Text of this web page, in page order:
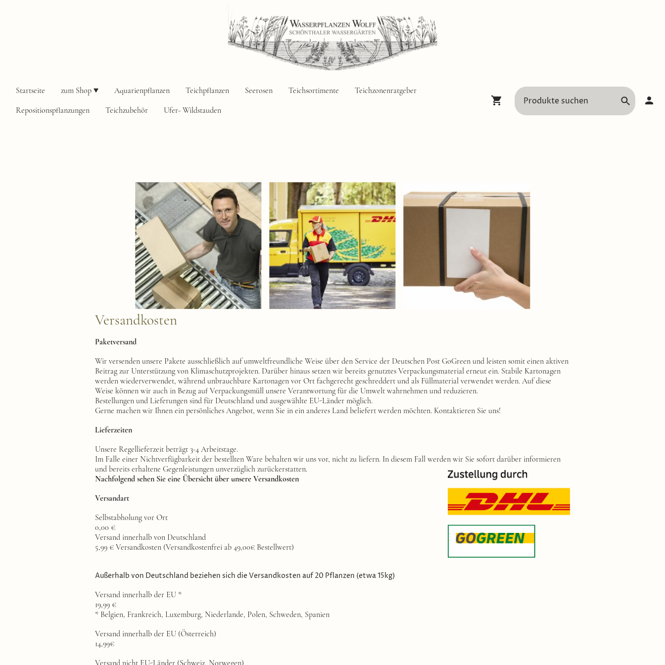
Startseite zum Shop Aquarienpflanzen Teichpflanzen Seerosen Teichsortimente
Teichzonenratgeber
Repositionspflanzungen
Teichzubehör Ufer- Wildstauden
Versandkosten
Paketversand
Wir versenden unsere Pakete ausschließlich auf umweltfreundliche Weise über den Service der Deutschen Post GoGreen und leisten somit einen aktiven
Beitrag zur Unterstützung von Klimaschutzprojekten. Darüber hinaus setzen wir bereits genutztes Verpackungsmaterial erneut ein. Stabile Kartonagen
werden wiederverwendet, während unbrauchbare Kartonagen vor Ort fachgerecht geschreddert und als Füllmaterial verwendet werden. Auf diese
Weise können wir auch in Bezug auf Verpackungsmüll unsere Verantwortung für die Umwelt wahrnehmen und reduzieren.
Bestellungen und Lieferungen sind für Deutschland und ausgewählte EU-Länder möglich.
Gerne machen wir Ihnen ein persönliches Angebot, wenn Sie in ein anderes Land beliefert werden möchten. Kontaktieren Sie uns!
Lieferzeiten
Unsere Regellieferzeit beträgt 3-4 Arbeitstage.
Im Falle einer Nichtverfügbarkeit der bestellten Ware behalten wir uns vor, nicht zu liefern. In diesem Fall werden wir Sie sofort darüber informieren
und bereits erhaltene Gegenleistungen unverzüglich zurückerstatten.
Nachfolgend sehen Sie eine Übersicht über unsere Versandkosten
Versandart
Selbstabholung vor Ort
0,00 €
Versand innerhalb von Deutschland
5,99 € Versandkosten (Versandkostenfrei ab 49,00€ Bestellwert)
Außerhalb von Deutschland beziehen sich die Versandkosten auf 20 Pflanzen (etwa 15kg)
Versand innerhalb der EU *
19,99 €
* Belgien, Frankreich, Luxemburg, Niederlande, Polen, Schweden, Spanien
Versand innerhalb der EU (Österreich)
14,99€
Versand nicht EU-Länder (Schweiz, Norwegen)